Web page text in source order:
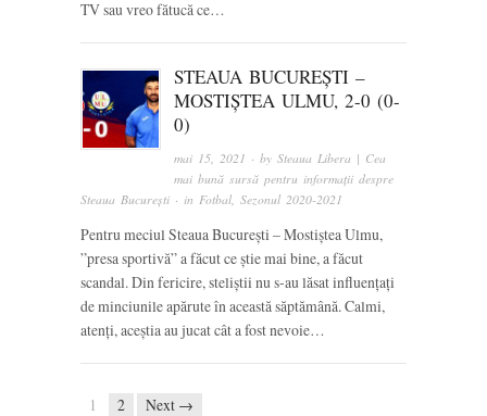
TV sau vreo fătucă ce…
STEAUA BUCUREȘTI –
MOSTIȘTEA ULMU, 2-0 (0-
0)
mai 15, 2021 · bySteaua Libera | Cea
mai bună sursă pentru informații despre
Steaua București · in Fotbal, Sezonul 2020-2021
Pentru meciul Steaua București – Mostiștea Ulmu,
”presa sportivă” a făcut ce știe mai bine, a făcut
scandal. Din fericire, steliștii nu s-au lăsat influențați
de minciunile apărute în această săptămână. Calmi,
atenți, aceștia au jucat cât a fost nevoie…
1 2 Next →